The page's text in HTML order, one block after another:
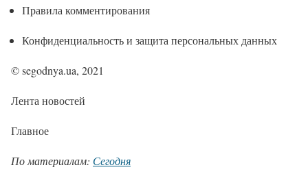
Правила комментирования
Конфиденциальность и защита персональных данных
© segodnya.ua, 2021
Лента новостей
Главное
По материалам: Сегодня